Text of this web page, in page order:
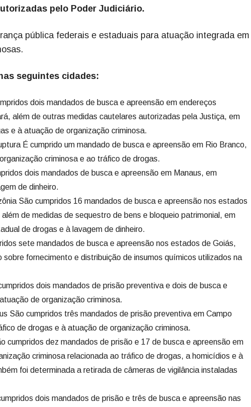
pelo Poder Judiciário.
pública federais e estaduais para atuação integrada em
seguintes cidades:
dois mandados de busca e apreensão em endereços
além de outras medidas cautelares autorizadas pela Justiça, em
e à atuação de organização criminosa.
É cumprido um mandado de busca e apreensão em Rio Branco,
criminosa e ao tráfico de drogas.
dois mandados de busca e apreensão em Manaus, em
de dinheiro.
São cumpridos 16 mandados de busca e apreensão nos estados
de medidas de sequestro de bens e bloqueio patrimonial, em
de drogas e à lavagem de dinheiro.
sete mandados de busca e apreensão nos estados de Goiás,
fornecimento e distribuição de insumos químicos utilizados na
dois mandados de prisão preventiva e dois de busca e
de organização criminosa.
São cumpridos três mandados de prisão preventiva em Campo
de drogas e à atuação de organização criminosa.
cumpridos dez mandados de prisão e 17 de busca e apreensão em
criminosa relacionada ao tráfico de drogas, a homicídios e à
foi determinada a retirada de câmeras de vigilância instaladas
dois mandados de prisão e três de busca e apreensão nas